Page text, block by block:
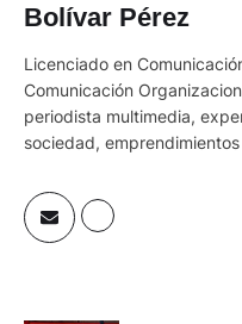
Bolívar Pérez
Licenciado en
Comunicación
periodista multimedia,
sociedad,